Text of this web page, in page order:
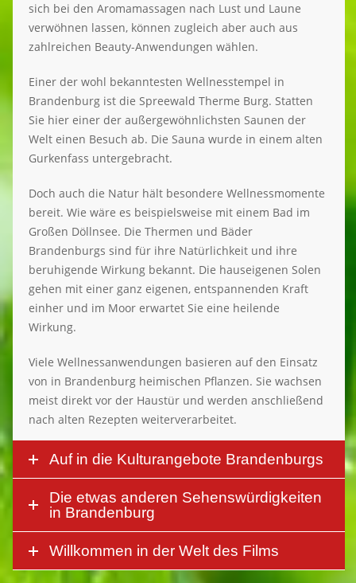
sich bei den Aromamassagen nach Lust und Laune
verwöhnen lassen, können zugleich aber auch aus
zahlreichen Beauty-Anwendungen wählen.
Einer der wohl bekanntesten Wellnesstempel in
Brandenburg ist die Spreewald Therme Burg. Statten
Sie hier einer der außergewöhnlichsten Saunen der
Welt einen Besuch ab. Die Sauna wurde in einem alten
Gurkenfass untergebracht.
Doch auch die Natur hält besondere Wellnessmomente
bereit. Wie wäre es beispielsweise mit einem Bad im
Großen Döllnsee. Die Thermen und Bäder
Brandenburgs sind für ihre Natürlichkeit und ihre
beruhigende Wirkung bekannt. Die hauseigenen Solen
gehen mit einer ganz eigenen, entspannenden Kraft
einher und im Moor erwartet Sie eine heilende
Wirkung.
Viele Wellnessanwendungen basieren auf den Einsatz
von in Brandenburg heimischen Pflanzen. Sie wachsen
meist direkt vor der Haustür und werden anschließend
nach alten Rezepten weiterverarbeitet.
Auf in die Kulturangebote Brandenburgs
Die etwas anderen Sehenswürdigkeiten
in Brandenburg
Willkommen in der Welt des Films